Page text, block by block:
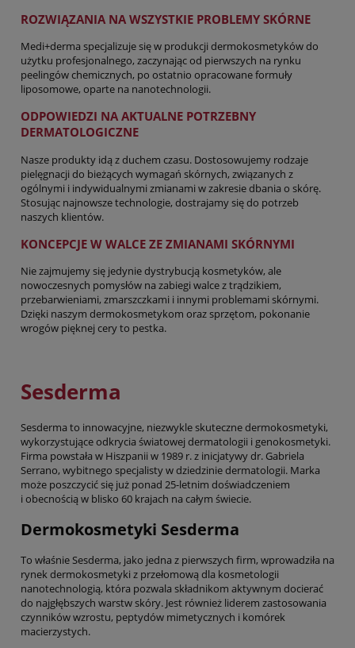
ROZWIĄZANIA NA WSZYSTKIE PROBLEMY SKÓRNE
Medi+derma specjalizuje się w produkcji dermokosmetyków do
użytku profesjonalnego, zaczynając od pierwszych na rynku
peelingów chemicznych, po ostatnio opracowane formuły
liposomowe, oparte na nanotechnologii.
ODPOWIEDZI NA AKTUALNE POTRZEBNY
DERMATOLOGICZNE
Nasze produkty idą z duchem czasu. Dostosowujemy rodzaje
pielęgnacji do bieżących wymagań skórnych, związanych z
ogólnymi i indywidualnymi zmianami w zakresie dbania o skórę.
Stosując najnowsze technologie, dostrajamy się do potrzeb
naszych klientów.
KONCEPCJE W WALCE ZE ZMIANAMI SKÓRNYMI
Nie zajmujemy się jedynie dystrybucją kosmetyków, ale
nowoczesnych pomysłów na zabiegi walce z trądzikiem,
przebarwieniami, zmarszczkami i innymi problemami skórnymi.
Dzięki naszym dermokosmetykom oraz sprzętom, pokonanie
wrogów pięknej cery to pestka.
Sesderma
Sesderma to innowacyjne, niezwykle skuteczne dermokosmetyki,
wykorzystujące odkrycia światowej dermatologii i genokosmetyki.
Firma powstała w Hiszpanii w 1989 r. z inicjatywy dr. Gabriela
Serrano, wybitnego specjalisty w dziedzinie dermatologii. Marka
może poszczycić się już ponad 25-letnim doświadczeniem
i obecnością w blisko 60 krajach na całym świecie.
Dermokosmetyki Sesderma
To właśnie Sesderma, jako jedna z pierwszych firm, wprowadziła na
rynek dermokosmetyki z przełomową dla kosmetologii
nanotechnologią, która pozwala składnikom aktywnym docierać
do najgłębszych warstw skóry. Jest również liderem zastosowania
czynników wzrostu, peptydów mimetycznych i komórek
macierzystych.